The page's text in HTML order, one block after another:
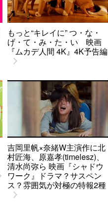
もっと“キレイに” つ・な・
げ・て・み・た・い 映画
『ムカデ人間 4K』4K予告編
吉岡里帆×奈緒W主演作に北
村匠海、原嘉孝(timelesz)、
清水尚弥ら 映画『シャドウ
ワーク』ドラマ？サスペン
ス？雰囲気が対極の特報2種